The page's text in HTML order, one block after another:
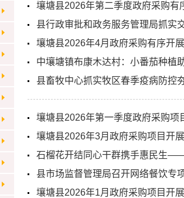
壤塘县2026年第二季度政府采购有
县行政审批和政务服务管理局抓实
壤塘县2026年4月政府采购有序开展
中壤塘镇布康木达村：小番茄种植
县畜牧中心抓实牧区春季疫病防控
壤塘县2026年第一季度政府采购项
壤塘县2026年3月政府采购项目开
石榴花开结同心干群携手惠民生
县市场监督管理局召开网络餐饮专
壤塘县2026年1月政府采购项目开